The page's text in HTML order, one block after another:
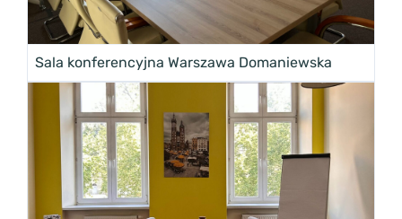
Sala konferencyjna Warszawa Domaniewska